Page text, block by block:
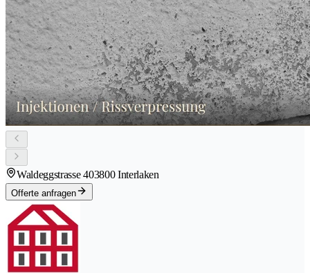
Waldeggstrasse 403800 Interlaken
Offerte anfragen